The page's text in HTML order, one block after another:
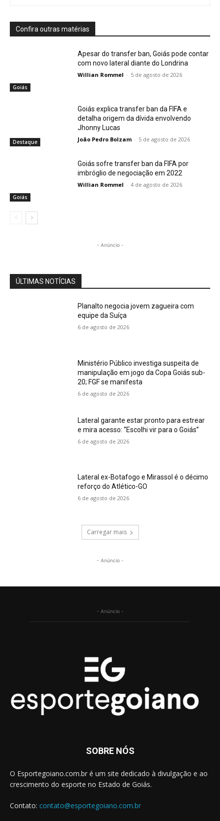
Confira outras matérias
Goiás
Apesar do transfer ban, Goiás pode contar
com novo lateral diante do Londrina
Willian Rommel - 5 de agosto de 2026
Destaque
Goiás explica transfer ban da FIFA e
detalha origem da dívida envolvendo
Jhonny Lucas
João Pedro Bolzam - 5 de agosto de 2026
Goiás
Goiás sofre transfer ban da FIFA por
imbróglio de negociação em 2022
Willian Rommel - 4 de agosto de 2026
- Anúncio -
ÚLTIMAS NOTÍCIAS
Planalto negocia jovem zagueira com
equipe da Suíça
6 de agosto de 2026
Ministério Público investiga suspeita de
manipulação em jogo da Copa Goiás sub-
20; FGF se manifesta
6 de agosto de 2026
Lateral garante estar pronto para estrear
e mira acesso: “Escolhi vir para o Goiás”
6 de agosto de 2026
Lateral ex-Botafogo e Mirassol é o décimo
reforço do Atlético-GO
6 de agosto de 2026
Carregar mais
- Anúncio -
- Anúncio -
SOBRE NÓS
O Esportegoiano.com.br é um site dedicado à divulgação e ao
crescimento do esporte no Estado de Goiás.
Contato: contato@esportegoiano.com.br